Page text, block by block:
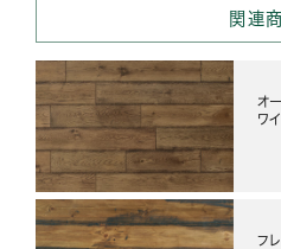
関連
オ
ワ
フ